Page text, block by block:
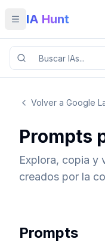
Toggle menu
IA Hunt
Volver a Google
Prompts
Explora, copia y
creados por la
Prompts